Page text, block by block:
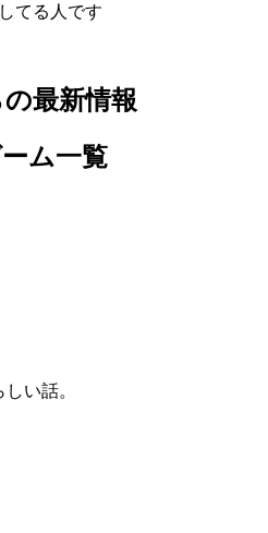
てる人です
最新情報
ム一覧
い話。